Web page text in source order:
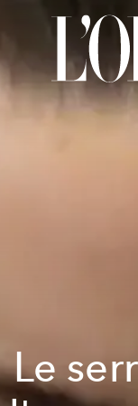
Le